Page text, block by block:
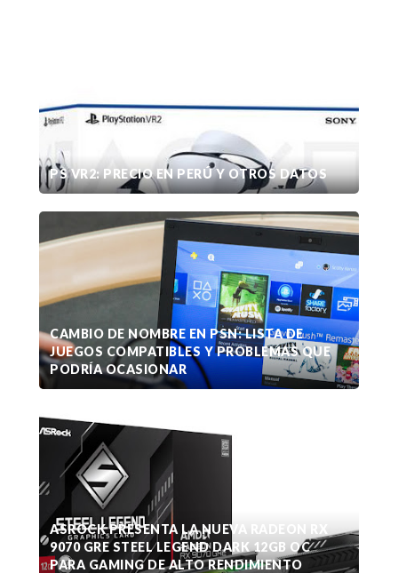
PS VR2: PRECIO EN PERÚ Y OTROS DATOS
CAMBIO DE NOMBRE EN PSN: LISTA DE
JUEGOS COMPATIBLES Y PROBLEMAS QUE
PODRÍA OCASIONAR
ASROCK PRESENTA LA NUEVA RADEON RX
9070 GRE STEEL LEGEND DARK 12GB OC
PARA GAMING DE ALTO RENDIMIENTO